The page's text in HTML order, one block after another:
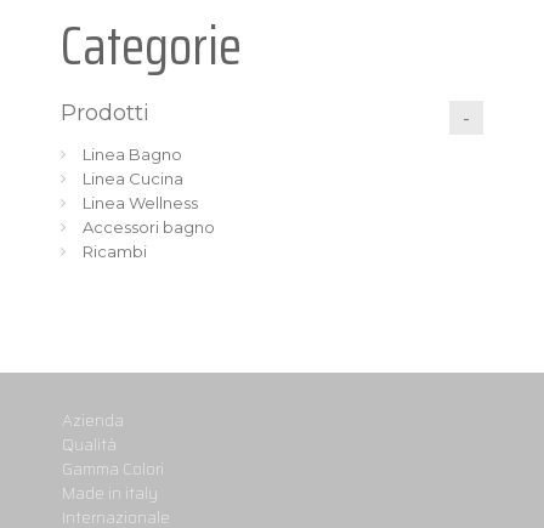
Categorie
Prodotti
Linea Bagno
Linea Cucina
Linea Wellness
Accessori bagno
Ricambi
Azienda
Qualità
Gamma Colori
Made in italy
Internazionale